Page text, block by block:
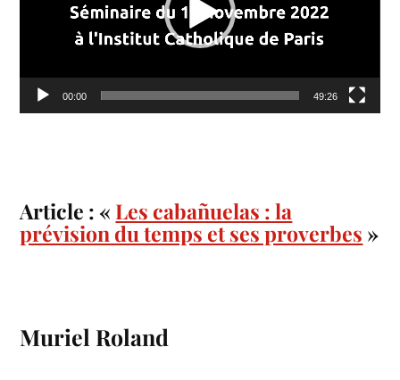
00:00 49:26
Article : « Les cabañuelas : la
prévision du temps et ses proverbes »
Muriel Roland